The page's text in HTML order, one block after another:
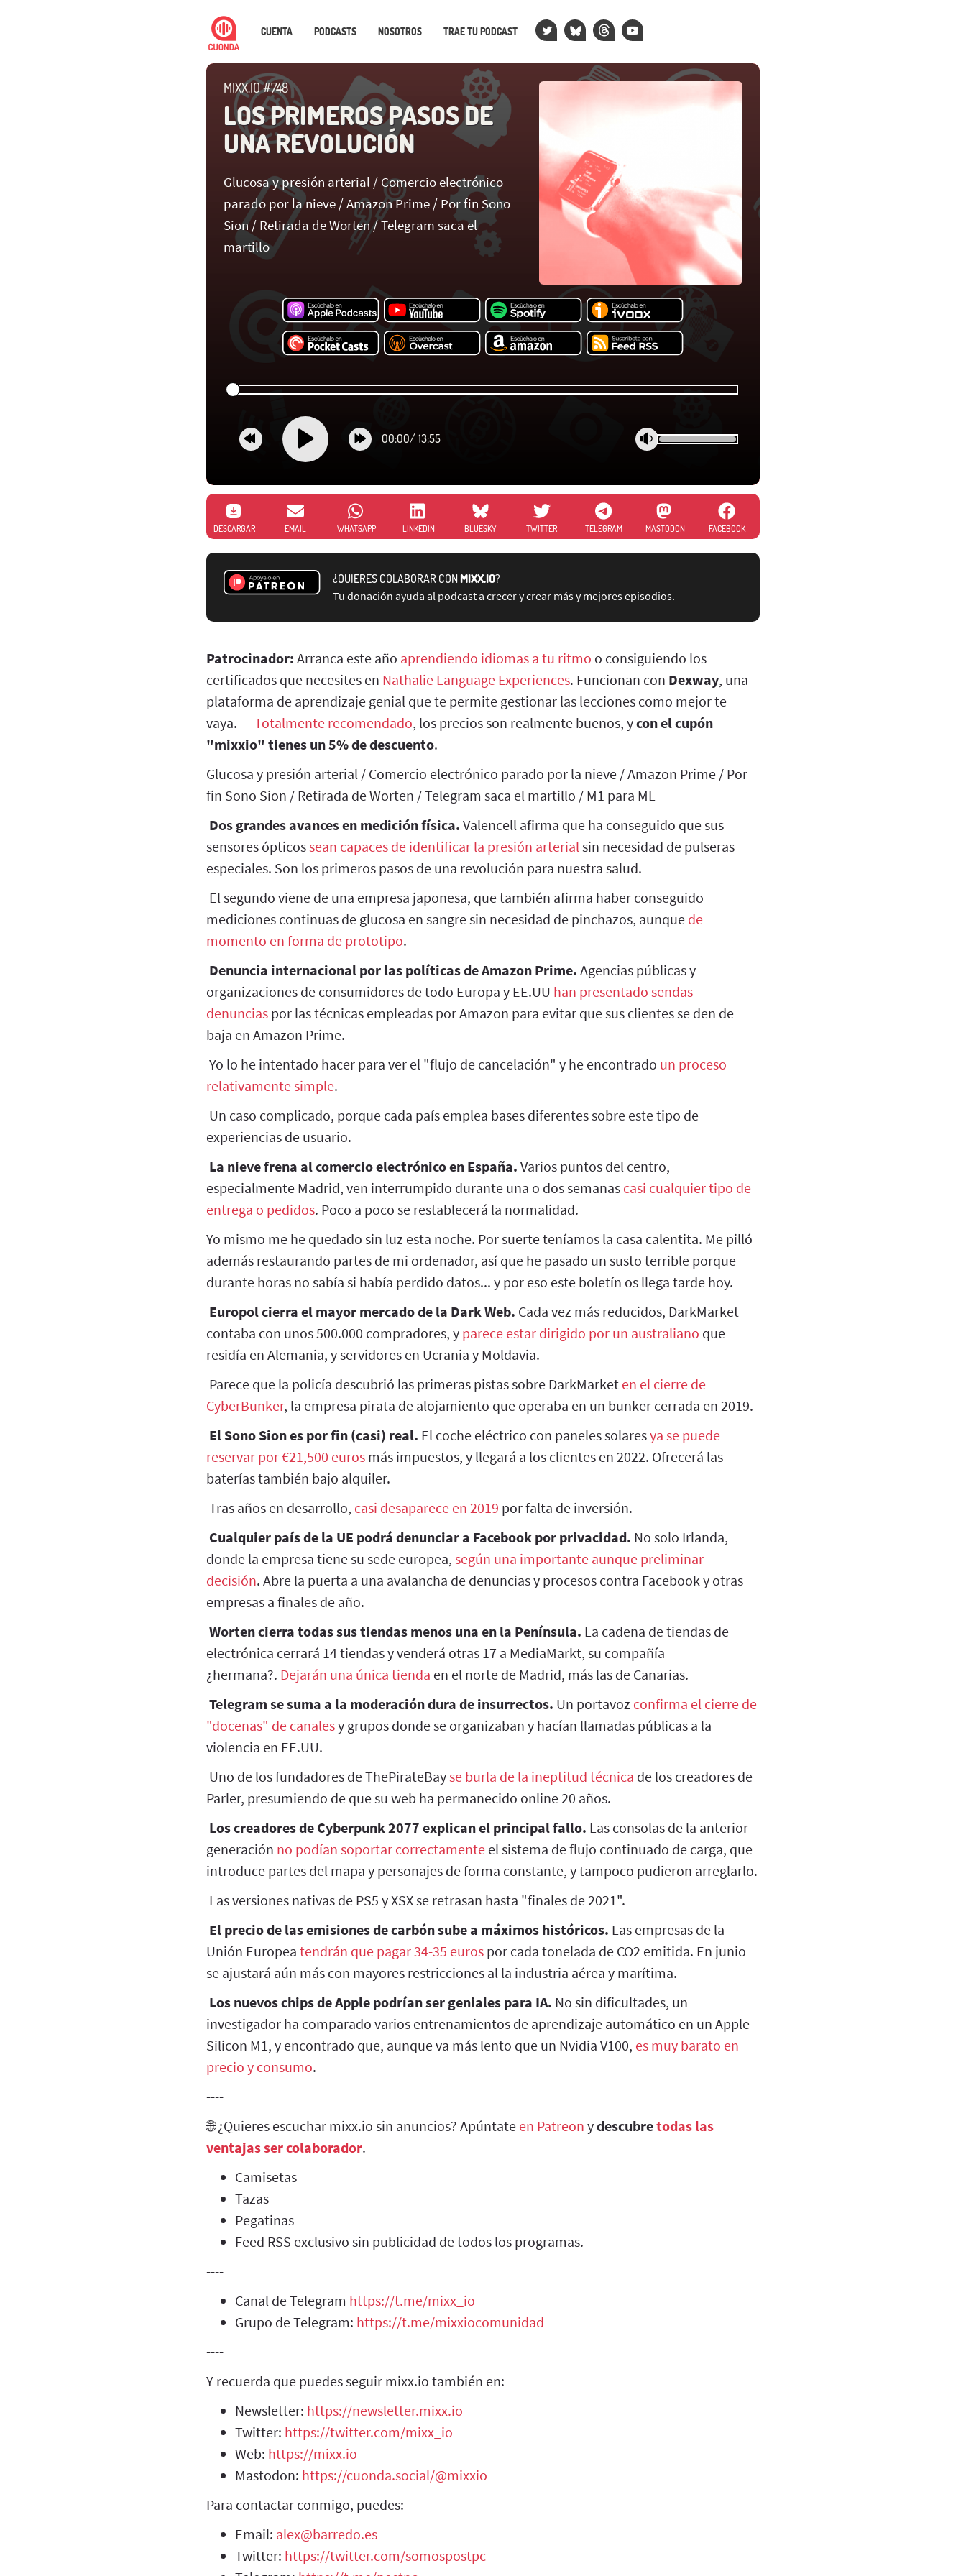
CUENTA PODCASTS NOSOTROS TRAE TU PODCAST
MIXX.IO #748
LOS PRIMEROS PASOS DE
UNA REVOLUCIÓN
Glucosa y presión arterial / Comercio electrónico
parado por la nieve / Amazon Prime / Por fin Sono
Sion / Retirada de Worten / Telegram saca el
martillo
00:00/ 13:55
DESCARGAR EMAIL WHATSAPP LINKEDIN BLUESKY TWITTER TELEGRAM MASTODON FACEBOOK
¿QUIERES COLABORAR CONMIXX.IO?
Tu donación ayuda al podcast a crecer y crear más y mejores episodios.
Patrocinador: Arranca este año aprendiendo idiomas a tu ritmo o consiguiendo los
certificados que necesites en Nathalie Language Experiences. Funcionan con Dexway, una
plataforma de aprendizaje genial que te permite gestionar las lecciones como mejor te
vaya. —Totalmente recomendado, los precios son realmente buenos, ycon el cupón
"mixxio" tienes un 5% de descuento.
Glucosa y presión arterial / Comercio electrónico parado por la nieve / Amazon Prime / Por
fin Sono Sion / Retirada de Worten / Telegram saca el martillo / M1 para ML
Dos grandes avances en medición física. Valencell afirma que ha conseguido que sus
sensores ópticossean capaces de identificar la presión arterial sin necesidad de pulseras
especiales. Son los primeros pasos de una revolución para nuestra salud.
El segundo viene de una empresa japonesa, que también afirma haber conseguido
mediciones continuas de glucosa en sangre sin necesidad de pinchazos, aunque de
momento en forma de prototipo.
Denuncia internacional por las políticas de Amazon Prime. Agencias públicas y
organizaciones de consumidores de todo Europa y EE.UU han presentado sendas
denuncias por las técnicas empleadas por Amazon para evitar que sus clientes se den de
baja en Amazon Prime.
Yo lo he intentado hacer para ver el "flujo de cancelación" y he encontrado un proceso
relativamente simple.
Un caso complicado, porque cada país emplea bases diferentes sobre este tipo de
experiencias de usuario.
La nieve frena al comercio electrónico en España. Varios puntos del centro,
especialmente Madrid, ven interrumpido durante una o dos semanas casi cualquier tipo de
entrega o pedidos. Poco a poco se restablecerá la normalidad.
Yo mismo me he quedado sin luz esta noche. Por suerte teníamos la casa calentita. Me pilló
además restaurando partes de mi ordenador, así que he pasado un susto terrible porque
durante horas no sabía si había perdido datos... y por eso este boletín os llega tarde hoy.
Europol cierra el mayor mercado de la Dark Web. Cada vez más reducidos, DarkMarket
contaba con unos 500.000 compradores, y parece estar dirigido por un australiano que
residía en Alemania, y servidores en Ucrania y Moldavia.
Parece que la policía descubrió las primeras pistas sobre DarkMarket en el cierre de
CyberBunker, la empresa pirata de alojamiento que operaba en un bunker cerrada en 2019.
El Sono Sion es por fin (casi) real. El coche eléctrico con paneles solaresya se puede
reservar por €21,500 euros más impuestos, y llegará a los clientes en 2022. Ofrecerá las
baterías también bajo alquiler.
Tras años en desarrollo, casi desaparece en 2019 por falta de inversión.
Cualquier país de la UE podrá denunciar a Facebook por privacidad. No solo Irlanda,
donde la empresa tiene su sede europea, según una importante aunque preliminar
decisión. Abre la puerta a una avalancha de denuncias y procesos contra Facebook y otras
empresas a finales de año.
Worten cierra todas sus tiendas menos una en la Península. La cadena de tiendas de
electrónica cerrará 14 tiendas y venderá otras 17 a MediaMarkt, su compañía
¿hermana?. Dejarán una única tienda en el norte de Madrid, más las de Canarias.
Telegram se suma a la moderación dura de insurrectos. Un portavoz confirma el cierre de
"docenas" de canalesy grupos donde se organizaban y hacían llamadas públicas a la
violencia en EE.UU.
Uno de los fundadores de ThePirateBayse burla de la ineptitud técnica de los creadores de
Parler, presumiendo de que su web ha permanecido online 20 años.
Los creadores de Cyberpunk 2077 explican el principal fallo. Las consolas de la anterior
generación no podían soportar correctamente el sistema de flujo continuado de carga, que
introduce partes del mapa y personajes de forma constante, y tampoco pudieron arreglarlo.
Las versiones nativas de PS5 y XSX se retrasan hasta "finales de 2021".
El precio de las emisiones de carbón sube a máximos históricos. Las empresas de la
Unión Europea tendrán que pagar 34-35 euros por cada tonelada de CO2 emitida. En junio
se ajustará aún más con mayores restricciones al la industria aérea y marítima.
Los nuevos chips de Apple podrían ser geniales para IA. No sin dificultades, un
investigador ha comparado varios entrenamientos de aprendizaje automático en un Apple
Silicon M1, y encontrado que, aunque va más lento que un Nvidia V100, es muy barato en
precio y consumo.
----
🌐 ¿Quieres escuchar mixx.io sin anuncios? Apúntate en Patreon ydescubretodas las
ventajas ser colaborador.
Camisetas
Tazas
Pegatinas
Feed RSS exclusivo sin publicidad de todos los programas.
----
Canal de Telegram https://t.me/mixx_io
Grupo de Telegram: https://t.me/mixxiocomunidad
----
Y recuerda que puedes seguir mixx.io también en:
Newsletter: https://newsletter.mixx.io
Twitter: https://twitter.com/mixx_io
Web: https://mixx.io
Mastodon: https://cuonda.social/@mixxio
Para contactar conmigo, puedes:
Email: alex@barredo.es
Twitter: https://twitter.com/somospostpc